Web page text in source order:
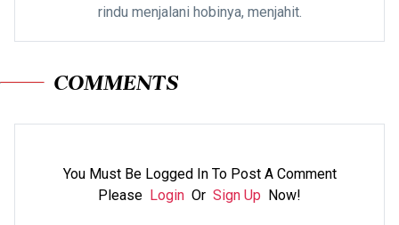
rindu menjalani hobinya, menjahit.
COMMENTS
You Must Be Logged In To Post A Comment
Please Login Or Sign Up Now!